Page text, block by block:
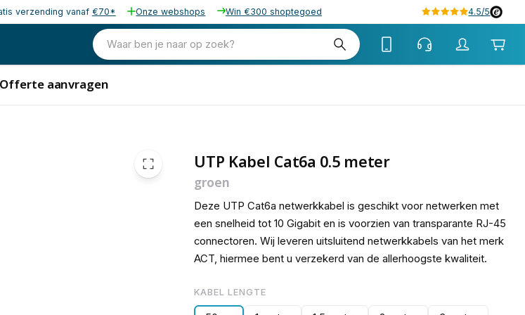
verzending vanaf €70* Onze webshops Win €300 shoptegoed 4.5/5
Waar ben je naar op zoek?
Offerte aanvragen
UTP Kabel Cat6a 0.5 meter
groen
Deze UTP Cat6a netwerkkabel is geschikt voor netwerken met
een snelheid tot 10 Gigabit en is voorzien van transparante RJ-45
connectoren. Wij leveren uitsluitend netwerkkabels van het merk
ACT, hiermee bent u verzekerd van de allerhoogste kwaliteit.
KABEL LENGTE
€ 1,15